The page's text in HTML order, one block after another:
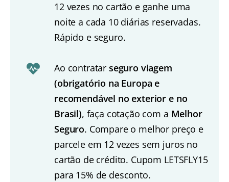
12 vezes no cartão e ganhe uma
noite a cada 10 diárias reservadas.
Rápido e seguro.
Ao contratar seguro viagem
(obrigatório na Europa e
recomendável no exterior e no
Brasil), faça cotação com a Melhor
Seguro. Compare o melhor preço e
parcele em 12 vezes sem juros no
cartão de crédito. Cupom LETSFLY15
para 15% de desconto.